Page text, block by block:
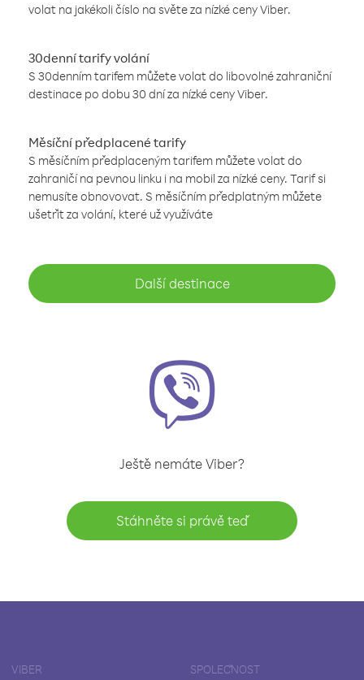
volat na jakékoli číslo na světe za nízké ceny Viber.
30denní tarify volání
S 30denním tarifem můžete volat do libovolné zahraniční
destinace po dobu 30 dní za nízké ceny Viber.
Měsíční předplacené tarify
S měsíčním předplaceným tarifem můžete volat do
zahraničí na pevnou linku i na mobil za nízké ceny. Tarif si
nemusíte obnovovat. S měsíčním předplatným můžete
ušetřit za volání, které už využíváte
Další destinace
Ještě nemáte Viber?
Stáhněte si právě teď
VIBER SPOLEČNOST